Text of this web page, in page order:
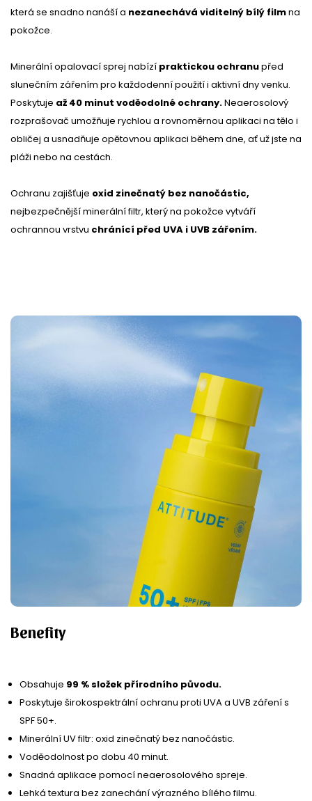
která se snadno nanáší a nezanechává viditelný bílý filmna
pokožce.
Minerální opalovací sprej nabízí praktickou ochranupřed
slunečním zářením pro každodenní použití i aktivní dny venku.
Poskytuje až 40 minut voděodolné ochrany.Neaerosolový
rozprašovač umožňuje rychlou a rovnoměrnou aplikaci na tělo i
obličej a usnadňuje opětovnou aplikaci během dne, ať už jste na
pláži nebo na cestách.
Ochranu zajišťuje oxid zinečnatý bez nanočástic,
nejbezpečnější minerální filtr, který na pokožce vytváří
ochrannou vrstvu chránící před UVA i UVB zářením.
Benefity
Obsahuje 99 % složek přírodního původu.
Poskytuje širokospektrální ochranu proti UVA a UVB záření s
SPF 50+.
Minerální UV filtr: oxid zinečnatý bez nanočástic.
Voděodolnost po dobu 40 minut.
Snadná aplikace pomocí neaerosolového spreje.
Lehká textura bez zanechání výrazného bílého filmu.